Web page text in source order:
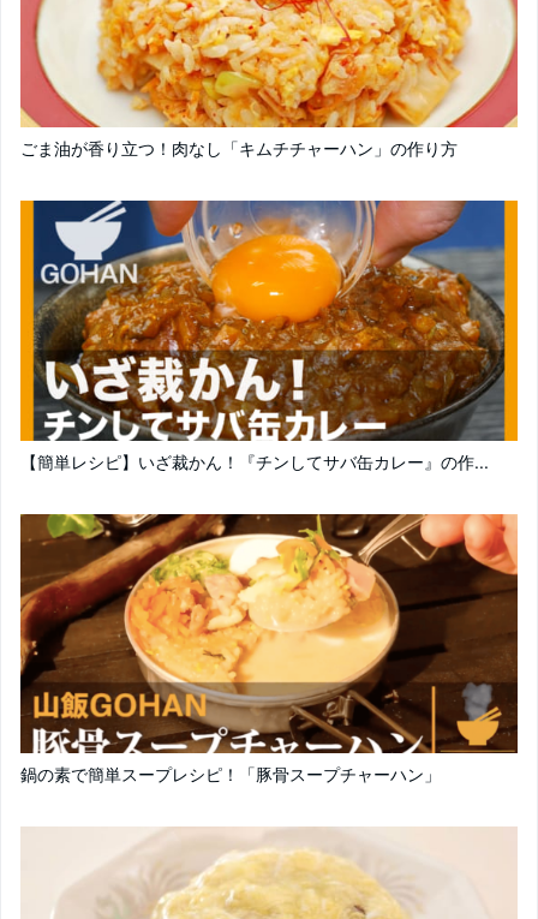
ごま油が香り立つ！肉なし「キムチチャーハン」の作り方
【簡単レシピ】いざ裁かん！『チンしてサバ缶カレー』の作...
鍋の素で簡単スープレシピ！「豚骨スープチャーハン」